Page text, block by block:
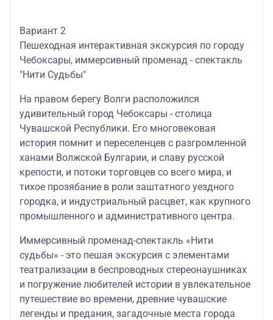
Вариант 2
Пешеходная интерактивная экскурсия по городу
Чебоксары, иммерсивный променад - спектакль
"Нити Судьбы"
На правом берегу Волги расположился
удивительный город Чебоксары - столица
Чувашской Республики. Его многовековая
история помнит и переселенцев с разгромленной
ханами Волжской Булгарии, и славу русской
крепости, и потоки торговцев со всего мира, и
тихое прозябание в роли заштатного уездного
городка, и индустриальный расцвет, как крупного
промышленного и административного центра.
Иммерсивный променад-спектакль «Нити
судьбы» - это пешая экскурсия с элементами
театрализации в беспроводных стереонаушниках
и погружение любителей истории в увлекательное
путешествие во времени, древние чувашские
легенды и предания, загадочные места города